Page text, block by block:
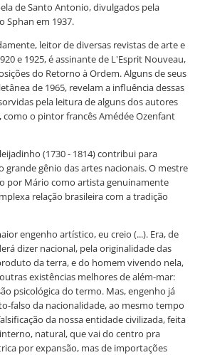
de Santo Antonio, divulgados pela
Sphan em 1937.
leitor de diversas revistas de arte e
e 1925, é assinante de L'Esprit Nouveau,
do Retorno à Ordem. Alguns de seus
de 1965, revelam a influência dessas
pela leitura de alguns dos autores
o pintor francês Amédée Ozenfant
(1730 - 1814) contribui para
grande gênio das artes nacionais. O mestre
por Mário como artista genuinamente
relação brasileira com a tradição
engenho artístico, eu creio (...). Era, de
dizer nacional, pela originalidade das
da terra, e do homem vivendo nela,
existências melhores de além-mar:
psicológica do termo. Mas, engenho já
falso da nacionalidade, ao mesmo tempo
da nossa entidade civilizada, feita
natural, que vai do centro pra
por expansão, mas de importações